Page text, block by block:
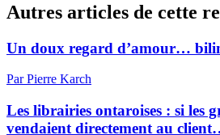
Autres articles de cette
Un doux regard d’amour…
Par Pierre Karch
Les librairies ontaroises : si les
vendaient directement au